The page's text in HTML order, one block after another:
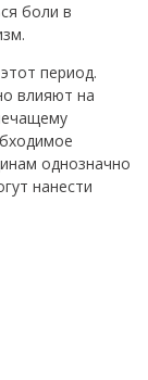
боли в
период.
влияют на
однозначно
нанести